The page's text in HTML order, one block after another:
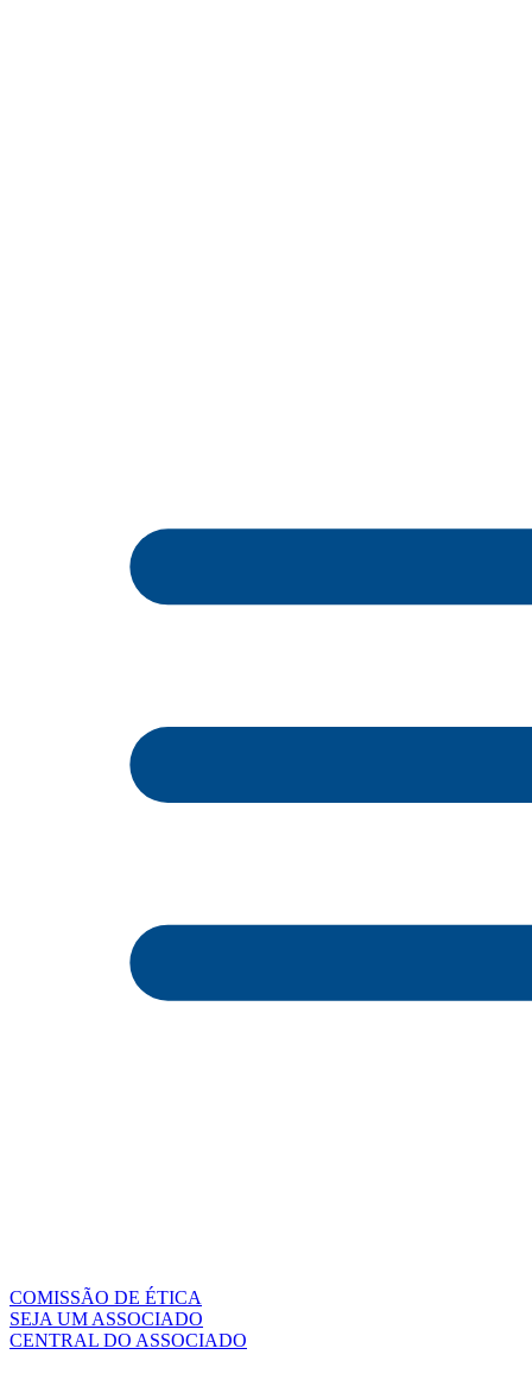
COMISSÃO DE ÉTICA
SEJA UM ASSOCIADO
CENTRAL DO ASSOCIADO